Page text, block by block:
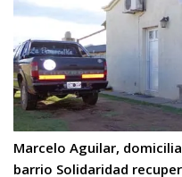
Marcelo Aguilar,
barrio Solidaridad